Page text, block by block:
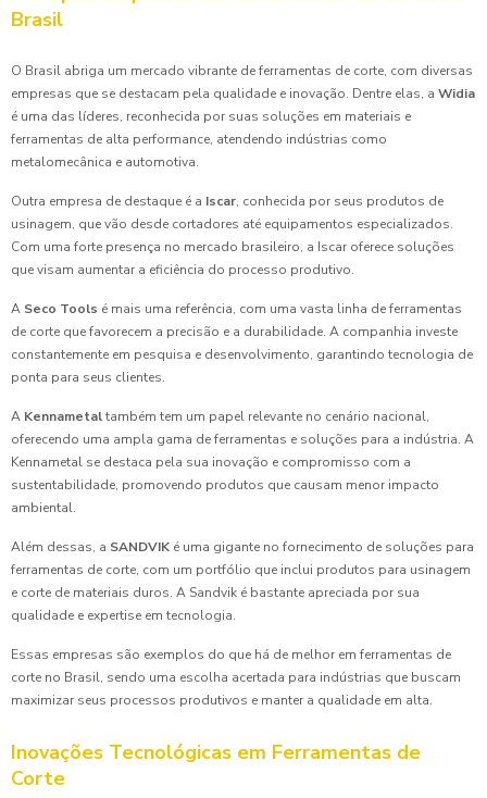
Brasil
O Brasil abriga um mercado vibrante de ferramentas de corte, com diversas
empresas que se destacam pela qualidade e inovação. Dentre elas, a Widia
é uma das líderes, reconhecida por suas soluções em materiais e
ferramentas de alta performance, atendendo indústrias como
metalomecânica e automotiva.
Outra empresa de destaque é a Iscar, conhecida por seus produtos de
usinagem, que vão desde cortadores até equipamentos especializados.
Com uma forte presença no mercado brasileiro, a Iscar oferece soluções
que visam aumentar a eficiência do processo produtivo.
A Seco Tools é mais uma referência, com uma vasta linha de ferramentas
de corte que favorecem a precisão e a durabilidade. A companhia investe
constantemente em pesquisa e desenvolvimento, garantindo tecnologia de
ponta para seus clientes.
A Kennametaltambém tem um papel relevante no cenário nacional,
oferecendo uma ampla gama de ferramentas e soluções para a indústria. A
Kennametal se destaca pela sua inovação e compromisso com a
sustentabilidade, promovendo produtos que causam menor impacto
ambiental.
Além dessas, a SANDVIK é uma gigante no fornecimento de soluções para
ferramentas de corte, com um portfólio que inclui produtos para usinagem
e corte de materiais duros. A Sandvik é bastante apreciada por sua
qualidade e expertise em tecnologia.
Essas empresas são exemplos do que há de melhor em ferramentas de
corte no Brasil, sendo uma escolha acertada para indústrias que buscam
maximizar seus processos produtivos e manter a qualidade em alta.
Inovações Tecnológicas em Ferramentas de
Corte